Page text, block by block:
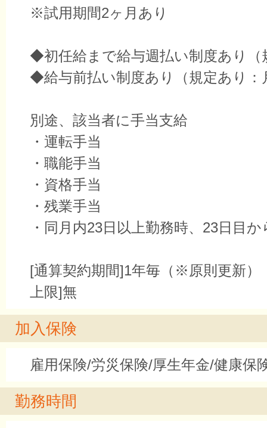
※試用期間2ヶ月あり
◆初任給まで給与週払い制度あり（
◆給与前払い制度あり（規定あり：
別途、該当者に手当支給
・運転手当
・職能手当
・資格手当
・残業手当
・同月内23日以上勤務時、23日目か
[通算契約期間]1年毎（※原則更新
上限]無
加入保険
雇用保険/労災保険/厚生年金/健康保
勤務時間